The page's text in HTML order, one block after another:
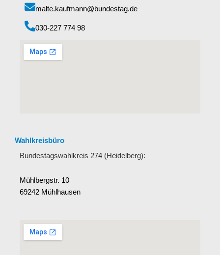
malte.kaufmann@bundestag.de
‭030-227 774 98‬
Wahlkreisbüro
Bundestagswahlkreis 274 (Heidelberg):
Mühlbergstr. 10
69242 Mühlhausen